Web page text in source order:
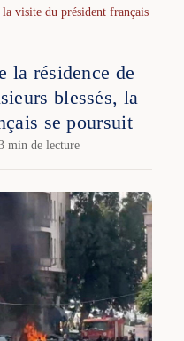
visite du président français
la résidence de
blessés, la
se poursuit
min de lecture